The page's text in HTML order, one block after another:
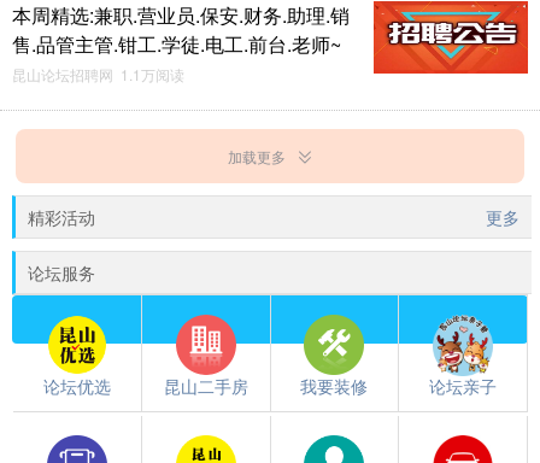
本周精选:兼职.营业员.保安.财务.助理.销
售.品管主管.钳工.学徒.电工.前台.老师~
昆山论坛招聘网 1.1万阅读
加载更多
精彩活动 更多
论坛服务
论坛优选 昆山二手房 我要装修 论坛亲子